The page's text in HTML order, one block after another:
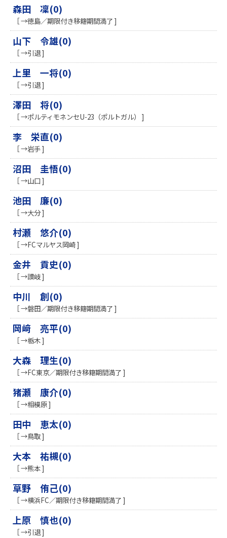
森田 凜(0)
［ →徳島／期限付き移籍期間満了 ]
山下 令雄(0)
［ →引退 ]
上里 一将(0)
［ →引退 ]
澤田 将(0)
［ →ポルティモネンセU-23（ポルトガル） ]
李 栄直(0)
［ →岩手 ]
沼田 圭悟(0)
［ →山口 ]
池田 廉(0)
［ →大分 ]
村瀬 悠介(0)
［ →FCマルヤス岡崎 ]
金井 貢史(0)
［ →讃岐 ]
中川 創(0)
［ →磐田／期限付き移籍期間満了 ]
岡﨑 亮平(0)
［ →栃木 ]
大森 理生(0)
［ →FC東京／期限付き移籍期間満了 ]
猪瀬 康介(0)
［ →相模原 ]
田中 恵太(0)
［ →鳥取 ]
大本 祐槻(0)
［ →熊本 ]
草野 侑己(0)
［ →横浜FC／期限付き移籍期間満了 ]
上原 慎也(0)
［ →引退 ]